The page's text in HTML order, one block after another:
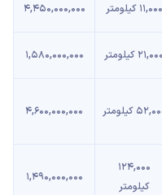
11,000 کیلومتر 4,450,000,000
21,000 کیلومتر 1,580,000,000
کیلومتر 4,600,000,000
124,000
کیلومتر
1,490,000,000